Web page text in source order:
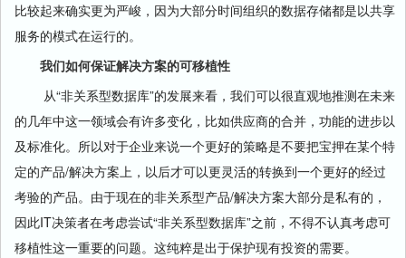
比较起来确实更为严峻，因为大部分时间组织的数据存储都是以共享
服务的模式在运行的。
我们如何保证解决方案的可移植性
从“非关系型数据库”的发展来看，我们可以很直观地推测在未来
的几年中这一领域会有许多变化，比如供应商的合并，功能的进步以
及标准化。所以对于企业来说一个更好的策略是不要把宝押在某个特
定的产品/解决方案上，以后才可以更灵活的转换到一个更好的经过
考验的产品。由于现在的非关系型产品/解决方案大部分是私有的，
因此IT决策者在考虑尝试“非关系型数据库”之前，不得不认真考虑可
移植性这一重要的问题。这纯粹是出于保护现有投资的需要。